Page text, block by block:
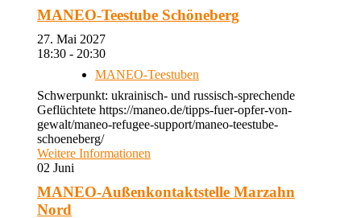
MANEO-Teestube Schöneberg
27. Mai 2027
18:30 - 20:30
MANEO-Teestuben
Schwerpunkt: ukrainisch- und russisch-sprechende
Geflüchtete https://maneo.de/tipps-fuer-opfer-von-
gewalt/maneo-refugee-support/maneo-teestube-
schoeneberg/
Weitere Informationen
02 Juni
MANEO-Außenkontaktstelle Marzahn
Nord